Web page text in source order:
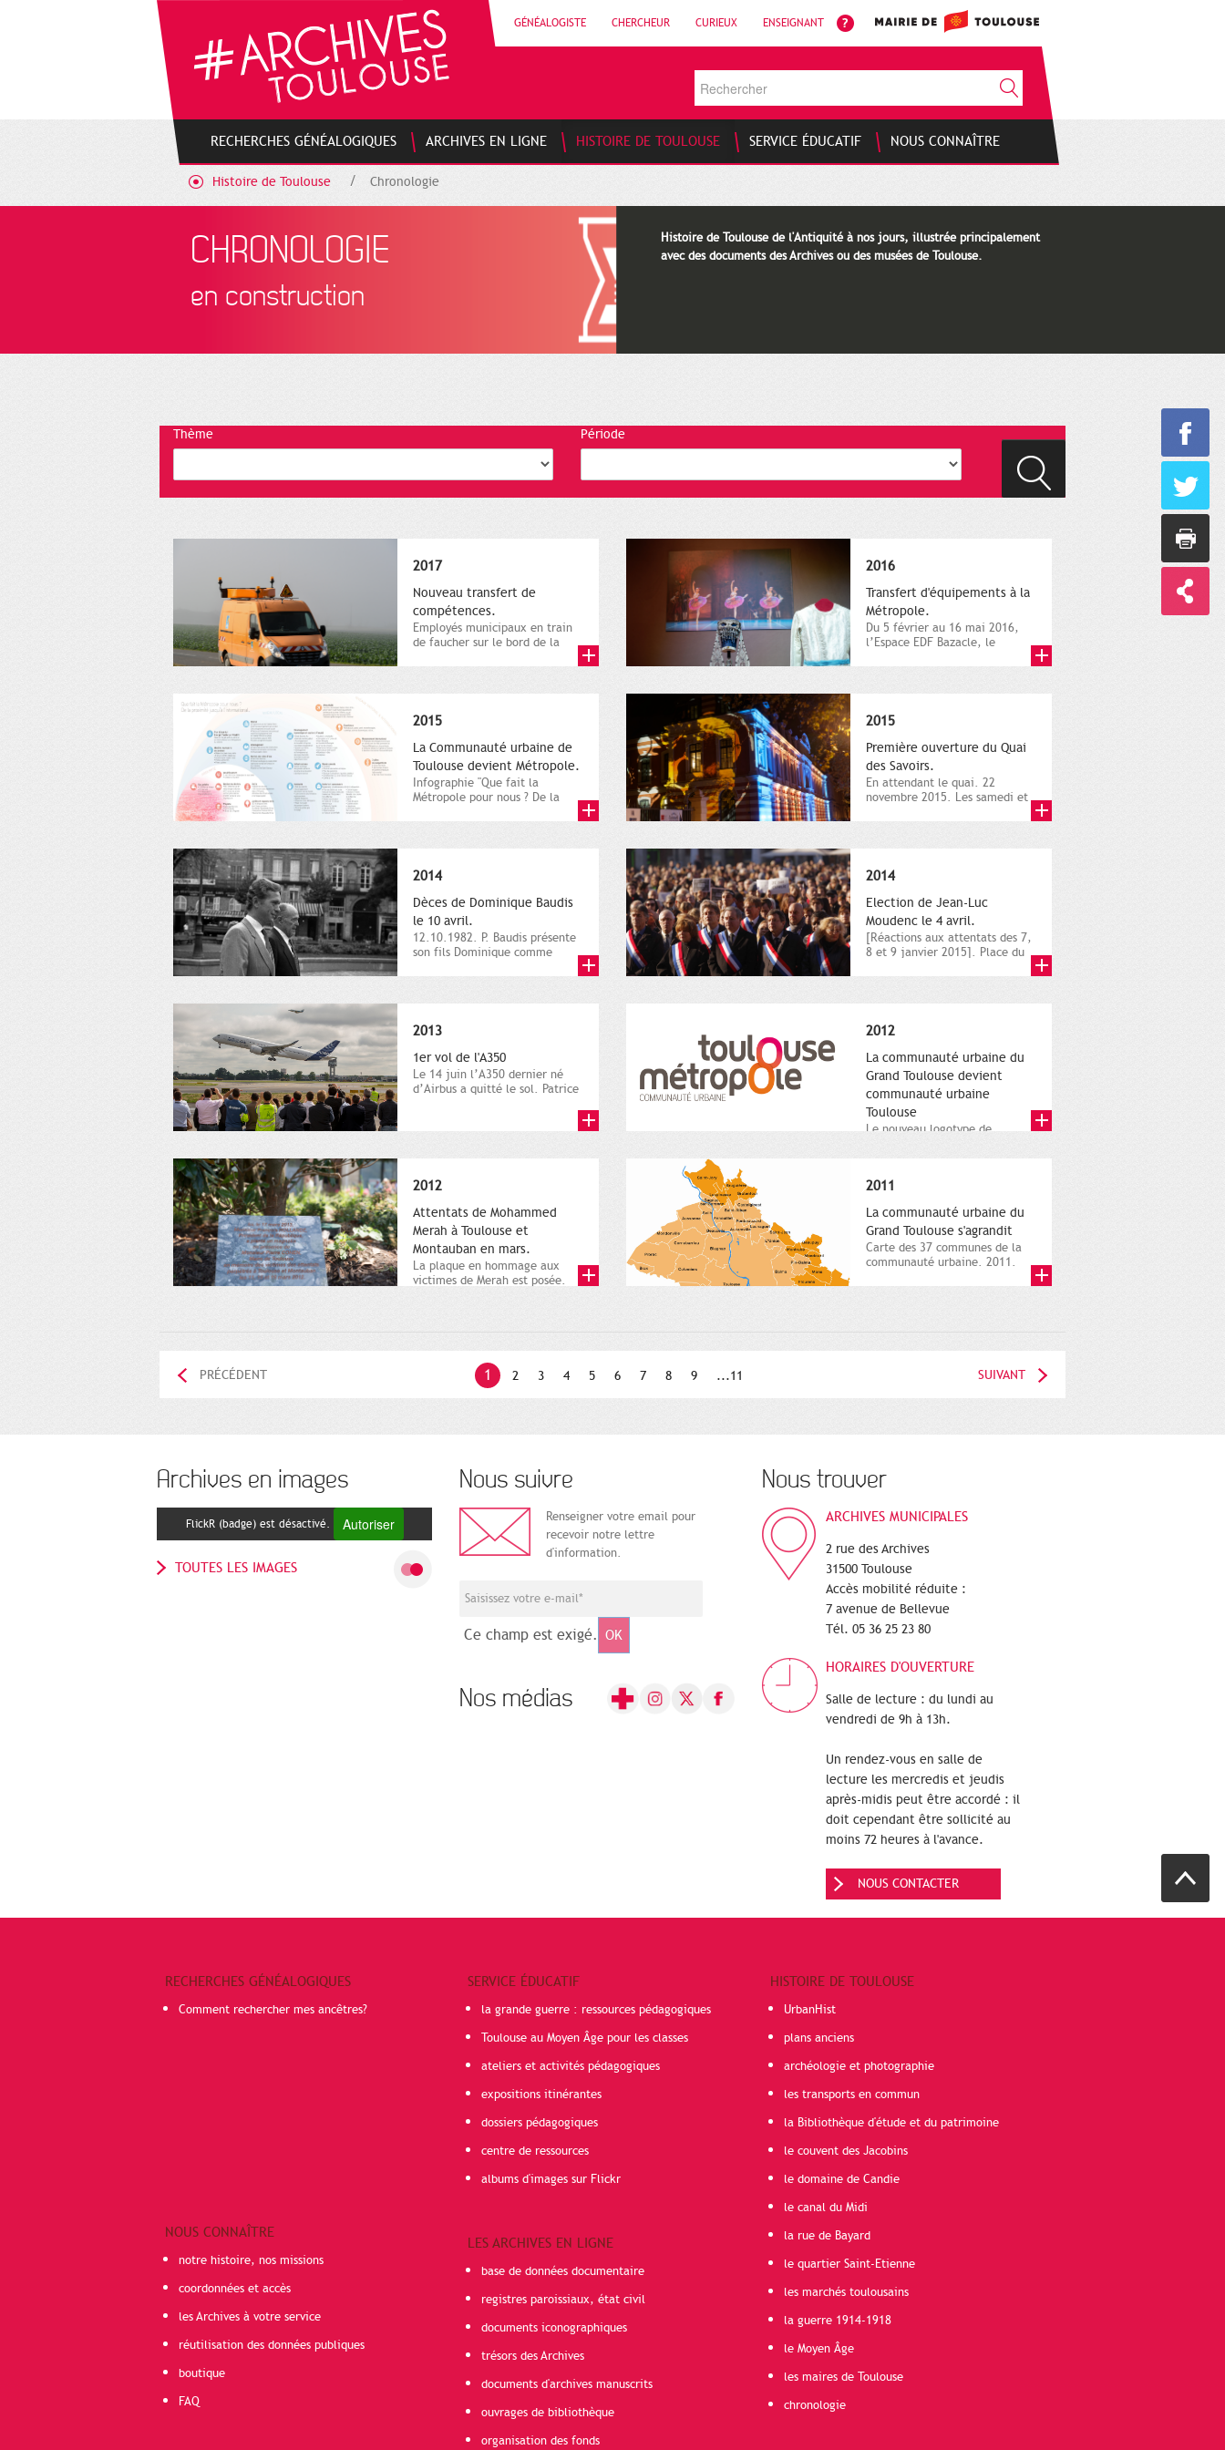
GÉNÉALOGISTE CHERCHEUR CURIEUX ENSEIGNANT
RECHERCHES GÉNÉALOGIQUES ARCHIVES EN LIGNE HISTOIRE DE TOULOUSE SERVICE ÉDUCATIF NOUS CONNAÎTRE
Histoire de Toulouse Chronologie
CHRONOLOGIE
en construction
Histoire de Toulouse de l'Antiquité à nos jours, illustrée principalement
avec des documents des Archives ou des musées de Toulouse.
Thème Période
2017
Nouveau transfert de
compétences.
Employés municipaux en train
de faucher sur le bord de la
2016
Transfert d'équipements à la
Métropole.
Du 5 février au 16 mai 2016,
l’Espace EDF Bazacle, le
2015
La Communauté urbaine de
Toulouse devient Métropole.
Infographie "Que fait la
Métropole pour nous ? De la
2015
Première ouverture du Quai
des Savoirs.
En attendant le quai. 22
novembre 2015. Les samedi et
2014
Dèces de Dominique Baudis
le 10 avril.
12.10.1982. P. Baudis présente
son fils Dominique comme
2014
Election de Jean-Luc
Moudenc le 4 avril.
[Réactions aux attentats des 7,
8 et 9 janvier 2015]. Place du
2013
1er vol de l'A350
Le 14 juin l’A350 dernier né
d’Airbus a quitté le sol. Patrice
2012
La communauté urbaine du
Grand Toulouse devient
communauté urbaine
Toulouse
Le nouveau logotype de
représentant l'anneau de
2012
Attentats de Mohammed
Merah à Toulouse et
Montauban en mars.
La plaque en hommage aux
victimes de Merah est posée.
2011
La communauté urbaine du
Grand Toulouse s'agrandit
Carte des 37 communes de la
communauté urbaine. 2011.
1 2 3 4 5 6 7 8 9 ...11
PRÉCÉDENT SUIVANT
Archives en images
FlickR (badge) est désactivé. Autoriser
TOUTES LES IMAGES
Nous suivre
Renseigner votre email pour
recevoir notre lettre
d'information.
Ce champ est exigé. OK
Nos médias
Nous trouver
ARCHIVES MUNICIPALES
2 rue des Archives
31500 Toulouse
Accès mobilité réduite :
7 avenue de Bellevue
Tél. 05 36 25 23 80
HORAIRES D'OUVERTURE
Salle de lecture : du lundi au
vendredi de 9h à 13h.
Un rendez-vous en salle de
lecture les mercredis et jeudis
après-midis peut être accordé : il
doit cependant être sollicité au
moins 72 heures à l'avance.
NOUS CONTACTER
RECHERCHES GÉNÉALOGIQUES
Comment rechercher mes ancêtres?
NOUS CONNAÎTRE
notre histoire, nos missions
coordonnées et accès
les Archives à votre service
réutilisation des données publiques
boutique
FAQ
SERVICE ÉDUCATIF
la grande guerre : ressources pédagogiques
Toulouse au Moyen Âge pour les classes
ateliers et activités pédagogiques
expositions itinérantes
dossiers pédagogiques
centre de ressources
albums d'images sur Flickr
LES ARCHIVES EN LIGNE
base de données documentaire
registres paroissiaux, état civil
documents iconographiques
trésors des Archives
documents d'archives manuscrits
ouvrages de bibliothèque
organisation des fonds
HISTOIRE DE TOULOUSE
UrbanHist
plans anciens
archéologie et photographie
les transports en commun
la Bibliothèque d'étude et du patrimoine
le couvent des Jacobins
le domaine de Candie
le canal du Midi
la rue de Bayard
le quartier Saint-Etienne
les marchés toulousains
la guerre 1914-1918
le Moyen Âge
les maires de Toulouse
chronologie
Gestion de vos préférences sur les cookies